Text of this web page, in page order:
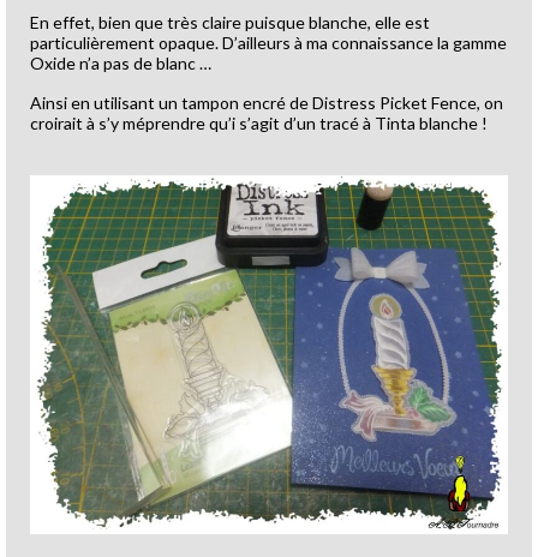
En effet, bien que très claire puisque blanche, elle est
particulièrement opaque. D’ailleurs à ma connaissance la gamme
Oxide n’a pas de blanc …
Ainsi en utilisant un tampon encré de Distress Picket Fence, on
croirait à s’y méprendre qu’i s’agit d’un tracé à Tinta blanche !